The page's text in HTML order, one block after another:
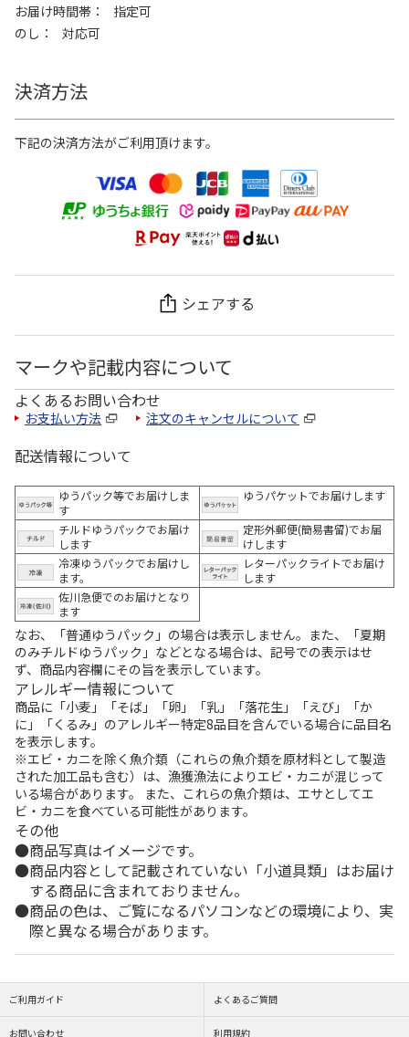
お届け時間帯
指定可
のし
対応可
決済方法
下記の決済方法がご利用頂けます。
シェアする
マークや記載内容について
よくあるお問い合わせ
お支払い方法 注文のキャンセルについて
配送情報について
ゆうパック等でお届けしま
す
ゆうパケットでお届けします
チルドゆうパックでお届け
します
定形外郵便(簡易書留)でお届
けします
冷凍ゆうパックでお届けし
ます。
レターパックライトでお届け
します
佐川急便でのお届けとなり
ます
なお、「普通ゆうパック」の場合は表示しません。また、「夏期
のみチルドゆうパック」などとなる場合は、記号での表示はせ
ず、商品内容欄にその旨を表示しています。
アレルギー情報について
商品に「小麦」「そば」「卵」「乳」「落花生」「えび」「か
に」「くるみ」のアレルギー特定8品目を含んでいる場合に品目名
を表示します。
※エビ・カニを除く魚介類（これらの魚介類を原材料として製造
された加工品も含む）は、漁獲漁法によりエビ・カニが混じって
いる場合があります。 また、これらの魚介類は、エサとしてエ
ビ・カニを食べている可能性があります。
その他
商品写真はイメージです。
商品内容として記載されていない「小道具類」はお届け
する商品に含まれておりません。
商品の色は、ご覧になるパソコンなどの環境により、実
際と異なる場合があります。
ご利用ガイド よくあるご質問
お問い合わせ 利用規約